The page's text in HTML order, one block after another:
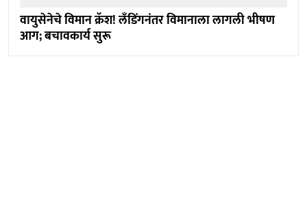
वायुसेनेचे विमान क्रॅश! लँडिंगनंतर विमानाला लागली भीषण
आग; बचावकार्य सुरू